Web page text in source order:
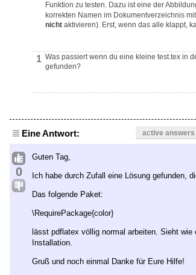
Funktion zu testen. Dazu ist eine der
korrekten Namen im Dokumentverzeichnis
nicht aktivieren). Erst, wenn das alle klappt,
1 Was passiert wenn du eine kleine test.tex in
gefunden?
Eine Antwort: active answers
0
Guten Tag,
Ich habe durch Zufall eine Lösung gefunden,
Das folgende Paket:
\RequirePackage{color}
lässt pdflatex völlig normal arbeiten. Sieht
Installation.
Gruß und noch einmal Danke für Eure Hilfe!